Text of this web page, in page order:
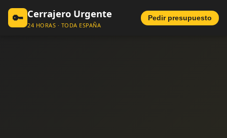
🔑 Cerrajero Urgente
24 HORAS · TODA ESPAÑA
Pedir presupuesto